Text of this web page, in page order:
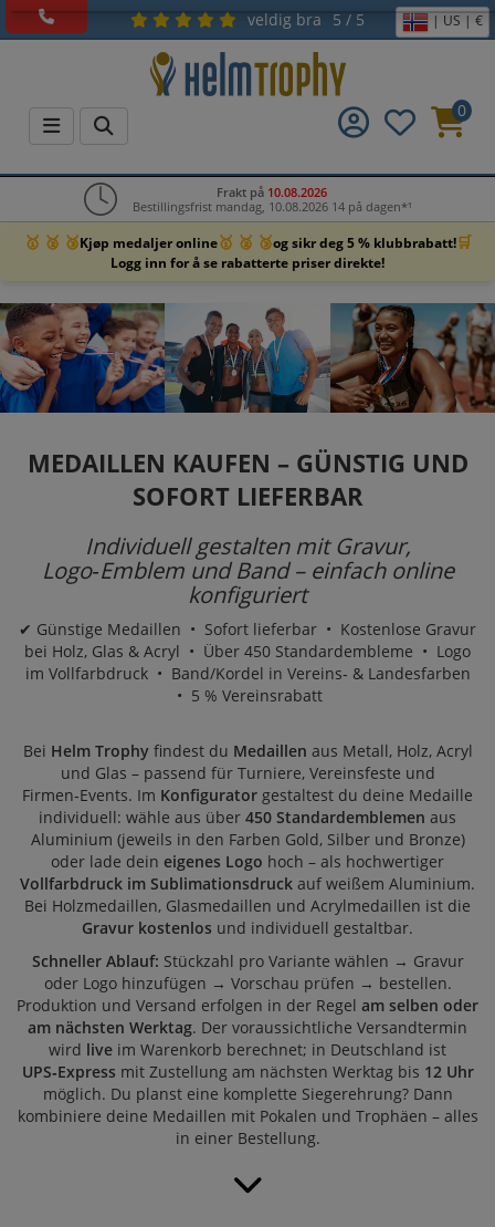
veldig bra 5 / 5 | US | €
0
Frakt på 10.08.2026
Bestillingsfrist mandag, 10.08.2026 14 på dagen*¹
🥇 🥈 🥉Kjøp medaljer online🥇 🥈 🥉og sikr deg 5 % klubbrabatt!🛒
Logg inn for å se rabatterte priser direkte!
MEDAILLEN KAUFEN – GÜNSTIG UND
SOFORT LIEFERBAR
Individuell gestalten mit Gravur,
Logo‑Emblem und Band – einfach online
konfiguriert
✔ Günstige Medaillen • Sofort lieferbar • Kostenlose Gravur
bei Holz, Glas & Acryl • Über 450 Standardembleme • Logo
im Vollfarbdruck • Band/Kordel in Vereins‑ & Landesfarben
• 5 % Vereinsrabatt
Bei Helm Trophyfindest du Medaillen aus Metall, Holz, Acryl
und Glas – passend für Turniere, Vereinsfeste und
Firmen‑Events. Im Konfigurator gestaltest du deine Medaille
individuell: wähle aus über 450 Standardemblemen aus
Aluminium (jeweils in den Farben Gold, Silber und Bronze)
oder lade dein eigenes Logo hoch – als hochwertiger
Vollfarbdruck im Sublimationsdruck auf weißem Aluminium.
Bei Holzmedaillen, Glasmedaillen und Acrylmedaillen ist die
Gravur kostenlos und individuell gestaltbar.
Schneller Ablauf: Stückzahl pro Variante wählen → Gravur
oder Logo hinzufügen → Vorschau prüfen → bestellen.
Produktion und Versand erfolgen in der Regel am selben oder
am nächsten Werktag. Der voraussichtliche Versandtermin
wird live im Warenkorb berechnet; in Deutschland ist
UPS‑Express mit Zustellung am nächsten Werktag bis 12 Uhr
möglich. Du planst eine komplette Siegerehrung? Dann
kombiniere deine Medaillen mit Pokalen und Trophäen – alles
in einer Bestellung.